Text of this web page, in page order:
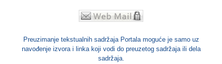
Preuzimanje tekstualnih sadržaja Portala moguće je samo uz
navođenje izvora i linka koji vodi do preuzetog sadržaja ili dela
sadržaja.